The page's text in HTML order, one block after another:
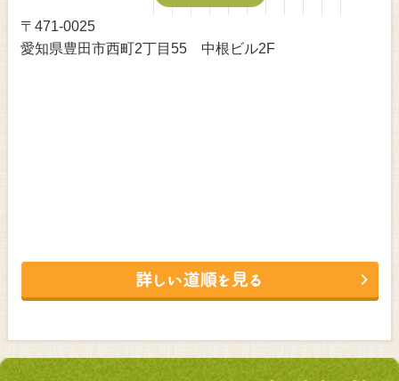
〒471-0025
愛知県豊田市西町2丁目55 中根ビル2F